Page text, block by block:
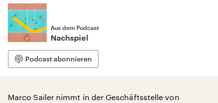
Aus dem Podcast
Nachspiel
Podcast abonnieren
Marco Sailer nimmt in der Geschäftsstelle von